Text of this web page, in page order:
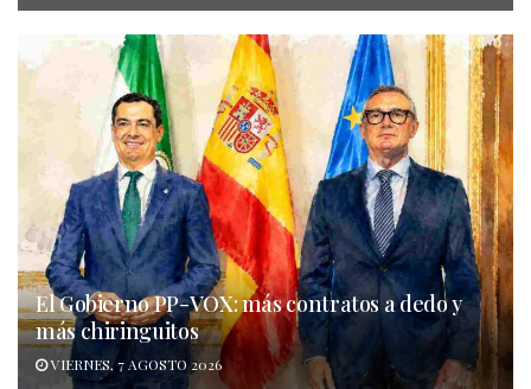
El Gobierno PP-VOX: más contratos a dedo y
más chiringuitos
VIERNES, 7 AGOSTO 2026